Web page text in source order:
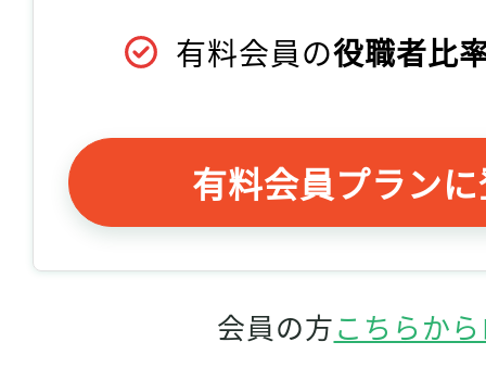
有料会員の役職者比
有料会員プラン
会員の方こちらか